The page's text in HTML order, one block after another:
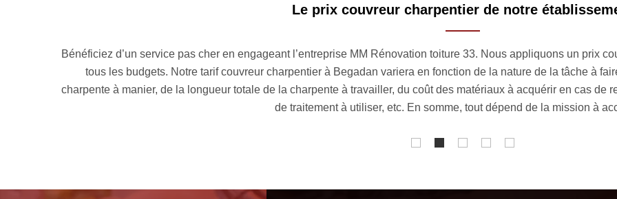
Pourquoi remplacer la charpente ?
Il est important d’avoir une charpente bien solide sinon votre toiture risque de s’écrouler, surtout si la
devez solliciter les services de changement de charpente du couvreur charpentier MM Rénovation toiture 33
entrainent les dommages de votre ossature, à savoir l’humidité, les insectes nuisibles, les intempéries et plus
en partie ou dans son intégralité en fonction de l’état de la charpente lors